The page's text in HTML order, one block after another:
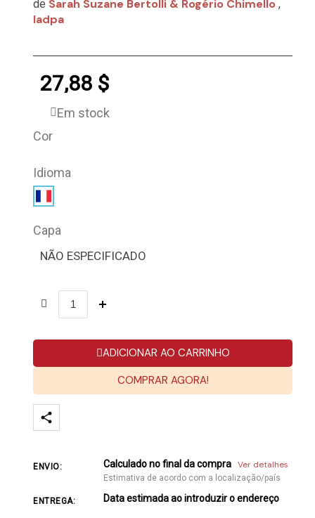
de Sarah Suzane Bertolli & Rogério Chimello ,
Iadpa
27,88 $
Em stock
Cor
Idioma
Capa
NÃO ESPECIFICADO
ADICIONAR AO CARRINHO
COMPRAR AGORA!
ENVIO: Calculado no final da compra Ver detalhes
Estimativa de acordo com a localização/país
ENTREGA: Data estimada ao introduzir o endereço